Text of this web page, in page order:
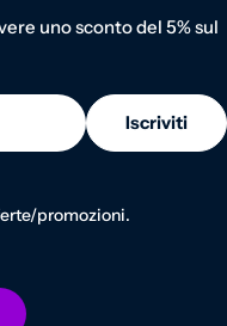
uno sconto del 5% sul
Iscriviti
promozioni.